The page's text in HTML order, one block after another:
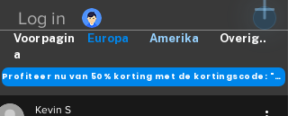
Log in
Europa Amerika Overig..
Voorpagin
a
Profiteer nu van 50% korting met de kortingscode: "DANK"
Kevin S